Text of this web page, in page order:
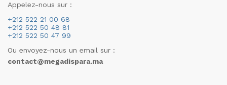
Appelez-nous sur :
+212 522 21 00 68
+212 522 50 48 81
+212 522 50 47 99
Ou envoyez-nous un email sur :
contact@megadispara.ma